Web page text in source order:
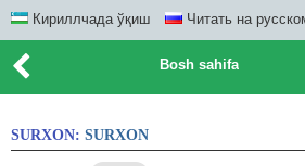
Кириллчада ўқиш Читать на
Bosh sahifa
SURXON: SURXON